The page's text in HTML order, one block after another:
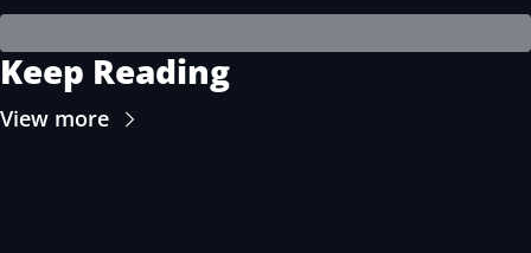
Keep Reading
View more